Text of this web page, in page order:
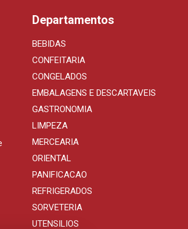
Departamentos
BEBIDAS
CONFEITARIA
CONGELADOS
EMBALAGENS E DESCARTAVEIS
GASTRONOMIA
LIMPEZA
MERCEARIA
ORIENTAL
PANIFICACAO
REFRIGERADOS
SORVETERIA
UTENSILIOS